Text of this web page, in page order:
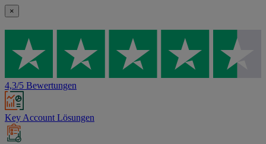
×
4,3/5 Bewertungen
Key Account Lösungen